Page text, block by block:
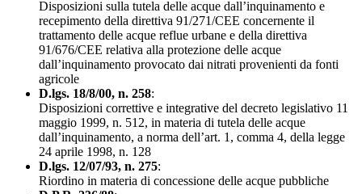
Disposizioni sulla tutela delle acque dall’inquinamento e
recepimento della direttiva 91/271/CEE concernente il
trattamento delle acque reflue urbane e della direttiva
91/676/CEE relativa alla protezione delle acque
dall’inquinamento provocato dai nitrati provenienti da fonti
agricole
D.lgs. 18/8/00, n. 258:
Disposizioni correttive e integrative del decreto legislativo 11
maggio 1999, n. 512, in materia di tutela delle acque
dall’inquinamento, a norma dell’art. 1, comma 4, della legge
24 aprile 1998, n. 128
D.lgs. 12/07/93, n. 275:
Riordino in materia di concessione delle acque pubbliche